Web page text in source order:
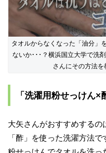
タオルからなくなった「油分」
ないか･･･？横浜国立大学で洗
さんにその方法を
「洗濯用粉せっけん×
大矢さんがおすすめするの
「酢」を使った洗濯方法で